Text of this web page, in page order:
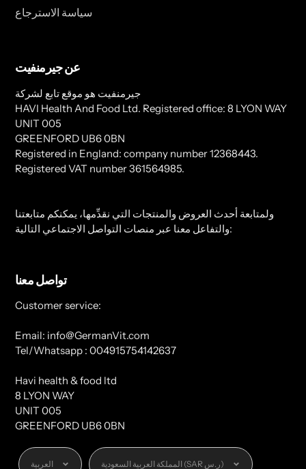
سياسة الاسترجاع
عن جيرمنفيت
جيرمنفيت هو موقع تابع لشركة
HAVI Health And Food Ltd. Registered office: 8 LYON WAY
UNIT 005
GREENFORD UB6 0BN
Registered in England: company number 12368443.
Registered VAT number 361564985.
ولمتابعة أحدث العروض والمنتجات التي نقدِّمها، يمكنكم متابعتنا
والتفاعل معنا عبر منصات التواصل الاجتماعي التالية:
تواصل معنا
Customer service:
Email: info@GermanVit.com
Tel/Whatsapp : 004915754142637
Havi health & food ltd
8 LYON WAY
UNIT 005
GREENFORD UB6 0BN
اللغة
العربية العملة المملكة العربية السعودية (SAR ر.س)